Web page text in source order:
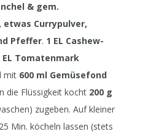
& gem.
etwas Currypulver,
Pfeffer. 1 EL Cashew-
EL Tomatenmark
mit 600 ml Gemüsefond
die Flüssigkeit kocht 200 g
zugeben. Auf kleiner
Min. köcheln lassen (stets